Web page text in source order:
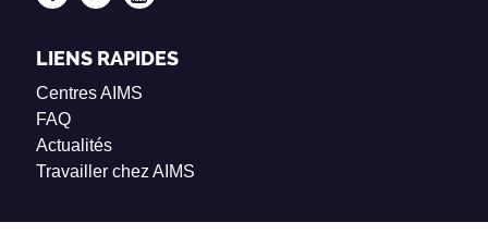
LIENS RAPIDES
Centres AIMS
FAQ
Actualités
Travailler chez AIMS